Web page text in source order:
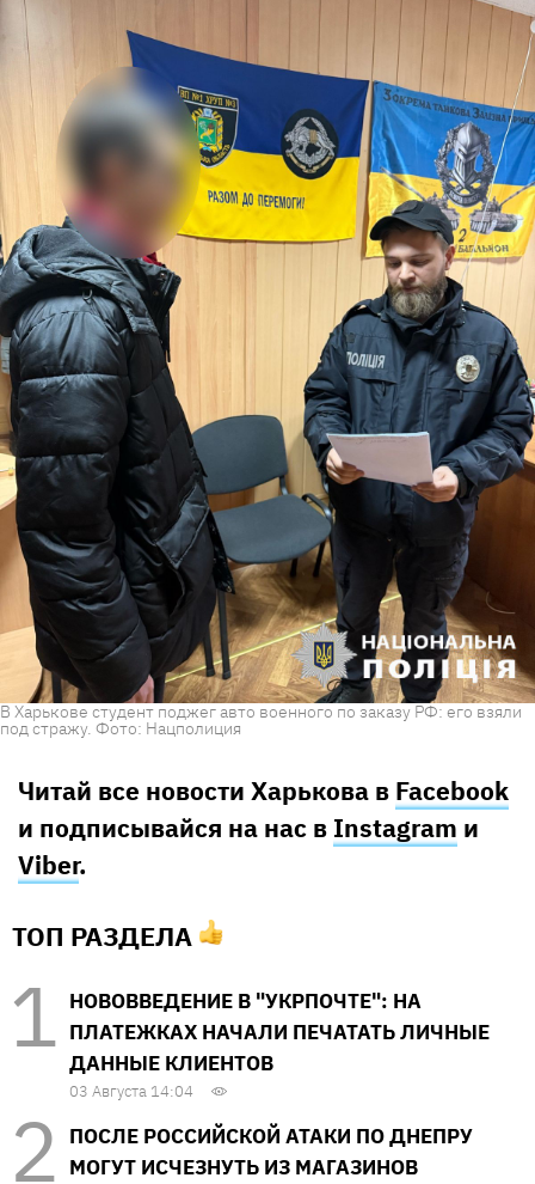
В Харькове студент поджег авто военного по заказу РФ: его взяли
под стражу. Фото: Нацполиция
Читай все новости Харькова в Facebook
и подписывайся на нас в Instagram и
Viber.
ТОП РАЗДЕЛА
НОВОВВЕДЕНИЕ В "УКРПОЧТЕ": НА
ПЛАТЕЖКАХ НАЧАЛИ ПЕЧАТАТЬ ЛИЧНЫЕ
ДАННЫЕ КЛИЕНТОВ
03 Августа 14:04
ПОСЛЕ РОССИЙСКОЙ АТАКИ ПО ДНЕПРУ
МОГУТ ИСЧЕЗНУТЬ ИЗ МАГАЗИНОВ